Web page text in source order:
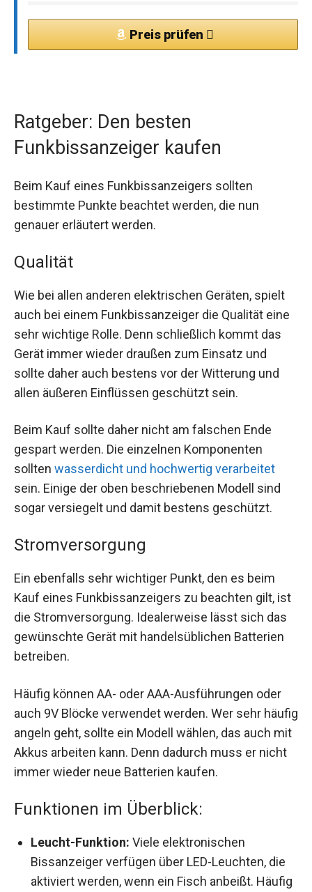
Preis prüfen
Ratgeber: Den besten
Funkbissanzeiger kaufen
Beim Kauf eines Funkbissanzeigers sollten
bestimmte Punkte beachtet werden, die nun
genauer erläutert werden.
Qualität
Wie bei allen anderen elektrischen Geräten, spielt
auch bei einem Funkbissanzeiger die Qualität eine
sehr wichtige Rolle. Denn schließlich kommt das
Gerät immer wieder draußen zum Einsatz und
sollte daher auch bestens vor der Witterung und
allen äußeren Einflüssen geschützt sein.
Beim Kauf sollte daher nicht am falschen Ende
gespart werden. Die einzelnen Komponenten
sollten wasserdicht und hochwertig verarbeitet
sein. Einige der oben beschriebenen Modell sind
sogar versiegelt und damit bestens geschützt.
Stromversorgung
Ein ebenfalls sehr wichtiger Punkt, den es beim
Kauf eines Funkbissanzeigers zu beachten gilt, ist
die Stromversorgung. Idealerweise lässt sich das
gewünschte Gerät mit handelsüblichen Batterien
betreiben.
Häufig können AA- oder AAA-Ausführungen oder
auch 9V Blöcke verwendet werden. Wer sehr häufig
angeln geht, sollte ein Modell wählen, das auch mit
Akkus arbeiten kann. Denn dadurch muss er nicht
immer wieder neue Batterien kaufen.
Funktionen im Überblick:
Leucht-Funktion: Viele elektronischen
Bissanzeiger verfügen über LED-Leuchten, die
aktiviert werden, wenn ein Fisch anbeißt. Häufig